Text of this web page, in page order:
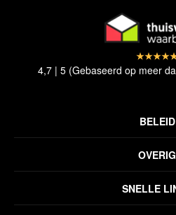
SNELLE
OVERIG
Inspiratie
BELEID
Disclaimer
Verzendbeleid
4,7 | 5 (Gebaseerd op meer